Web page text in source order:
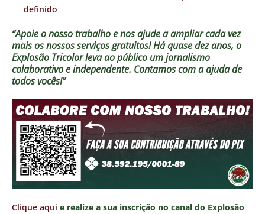
definido
“Apoie o nosso trabalho e nos ajude a ampliar cada vez
mais os nossos serviços gratuitos!Há quase dez anos, o
Explosão Tricolor leva ao público um jornalismo
colaborativo e independente. Contamos com a ajuda de
todos vocês!”
Clique aqui e realize a sua inscrição no canal do Explosão